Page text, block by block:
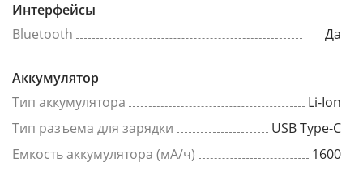
Интерфейсы
Bluetooth
Да
Аккумулятор
Тип аккумулятора
Li-Ion
Тип разъема для зарядки
USB Type-C
Емкость аккумулятора (мА/ч)
1600